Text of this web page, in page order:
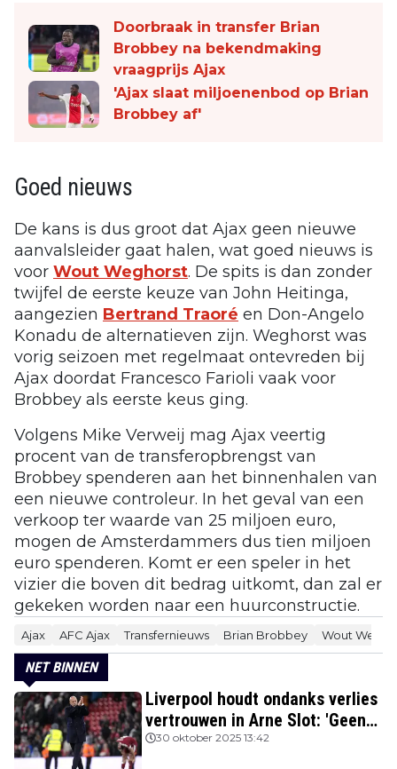
Doorbraak in transfer Brian
Brobbey na bekendmaking
vraagprijs Ajax
'Ajax slaat miljoenenbod op Brian
Brobbey af'
Goed nieuws
De kans is dus groot dat Ajax geen nieuwe
aanvalsleider gaat halen, wat goed nieuws is
voor Wout Weghorst. De spits is dan zonder
twijfel de eerste keuze van John Heitinga,
aangezien Bertrand Traoré en Don-Angelo
Konadu de alternatieven zijn. Weghorst was
vorig seizoen met regelmaat ontevreden bij
Ajax doordat Francesco Farioli vaak voor
Brobbey als eerste keus ging.
Volgens Mike Verweij mag Ajax veertig
procent van de transferopbrengst van
Brobbey spenderen aan het binnenhalen van
een nieuwe controleur. In het geval van een
verkoop ter waarde van 25 miljoen euro,
mogen de Amsterdammers dus tien miljoen
euro spenderen. Komt er een speler in het
vizier die boven dit bedrag uitkomt, dan zal er
gekeken worden naar een huurconstructie.
Ajax AFC Ajax Transfernieuws Brian Brobbey Wout
NET BINNEN
Liverpool houdt ondanks verlies
vertrouwen in Arne Slot: 'Geen
kans'
30 oktober 2025 13:42